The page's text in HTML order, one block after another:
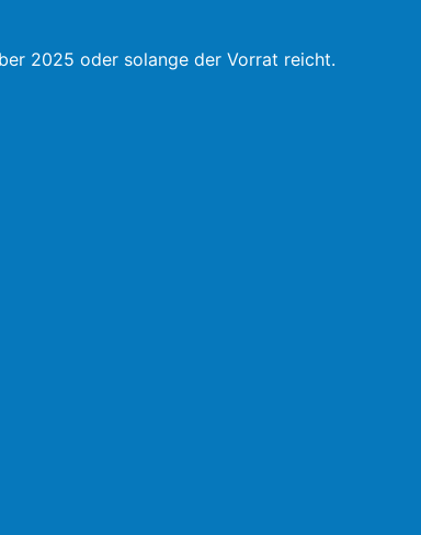
2025 oder solange der Vorrat reicht.